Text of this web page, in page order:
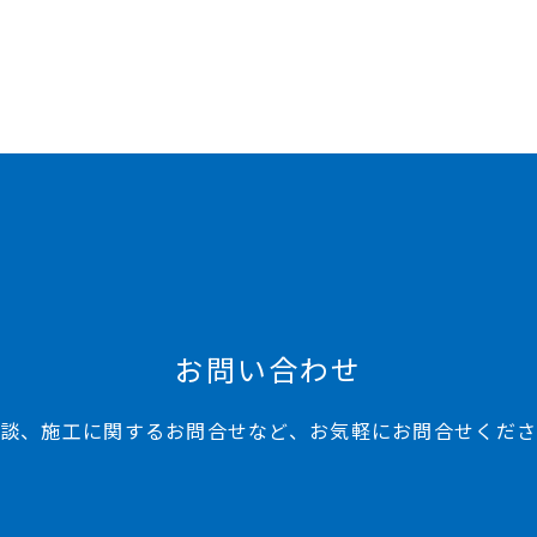
お問い合わせ
、施工に関するお問合せなど、お気軽にお問合せくだ